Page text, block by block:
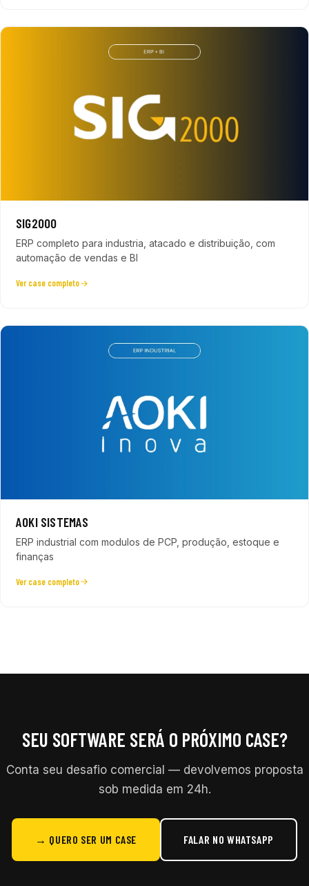
SIG2000
ERP completo para industria, atacado e distribuição, com
automação de vendas e BI
Ver case completo
AOKI SISTEMAS
ERP industrial com modulos de PCP, produção, estoque e
finanças
Ver case completo
SEU SOFTWARE SERÁ O PRÓXIMO CASE?
Conta seu desafio comercial — devolvemos proposta
sob medida em 24h.
→ QUERO SER UM CASE FALAR NO WHATSAPP